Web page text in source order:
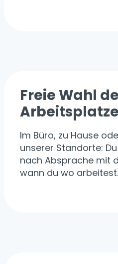
Freie Wahl
Im Büro, zu Hause
unserer Standorte:
nach Absprache mit
wann du wo arbeitest.